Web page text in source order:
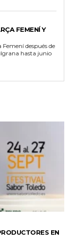
FEMENÍ Y
después de
hasta junio
EN